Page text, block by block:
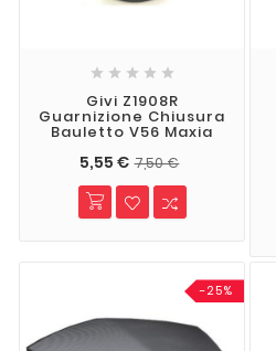
    
Givi Z1908R
Guarnizione Chiusura
Bauletto V56 Maxia
5,55 € 7,50 €
-25%